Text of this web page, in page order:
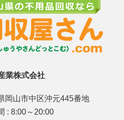
業株式会社
岡山市中区沖元445番地
: 8:00～20:00